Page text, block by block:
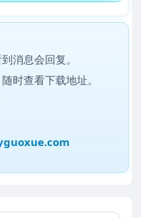
消息会回复。
时查看下载地址。